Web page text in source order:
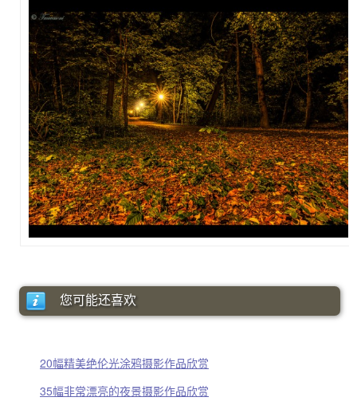
您可能还喜欢
20幅精美绝伦光涂鸦摄影作品欣赏
35幅非常漂亮的夜景摄影作品欣赏